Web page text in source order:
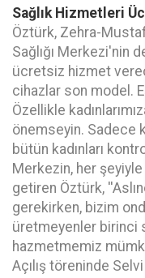
Sağlık Hizmetleri
Öztürk, Zehra-
Sağlığı Merkezi'nin
ücretsiz hizmet
cihazlar son model.
Özellikle
önemseyin. Sadece
bütün kadınları
Merkezin, her
getiren Öztürk,
gerekirken, bizim
üretmeyenler birinci
hazmetmemiz
Açılış töreninde